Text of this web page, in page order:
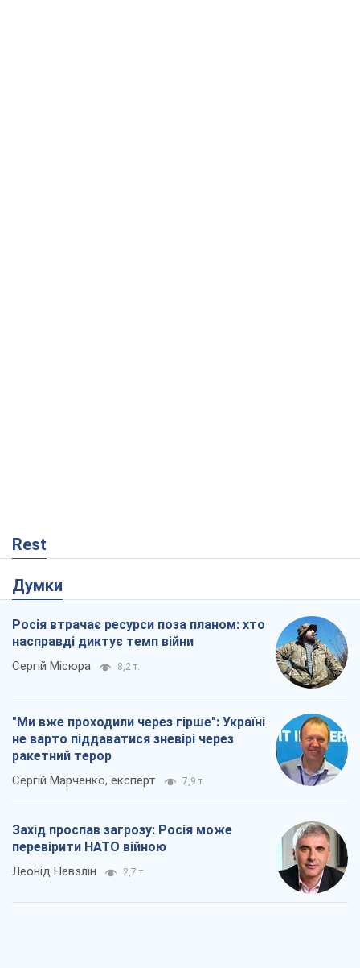
Rest
Думки
Росія втрачає ресурси поза планом: хто
насправді диктує темп війни
Сергій Місюра 8,2 т.
"Ми вже проходили через гірше": Україні
не варто піддаватися зневірі через
ракетний терор
Сергій Марченко, експерт 7,9 т.
Захід проспав загрозу: Росія може
перевірити НАТО війною
Леонід Невзлін 2,7 т.